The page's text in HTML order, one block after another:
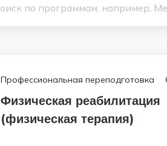
Профессиональная переподготовка
Физическая реабилитация
(физическая терапия)